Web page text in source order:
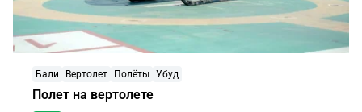
Полет на вертолете
Бали Вертолет Полёты Убуд